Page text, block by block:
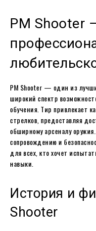
PM Shooter
PM Shooter — один из
широкий спектр
обучения. Тир привлекает
стрелков, предоставляя
обширному арсеналу
сопровождению и
для всех, кто хочет
навыки.
История и
Shooter